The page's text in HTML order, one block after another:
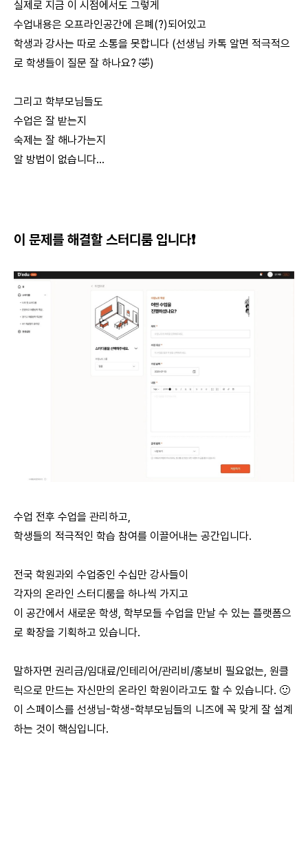
실제로 지금 이 시점에서도 그렇게
수업내용은 오프라인공간에 은폐(?)되어있고
학생과 강사는 따로 소통을 못합니다 (선생님 카톡 알면 적극적으
로 학생들이 질문 잘 하나요? 🤣)
그리고 학부모님들도
수업은 잘 받는지
숙제는 잘 해나가는지
알 방법이 없습니다...
이 문제를 해결할 스터디룸 입니다❗️
수업 전후 수업을 관리하고,
학생들의 적극적인 학습 참여를 이끌어내는 공간입니다.
전국 학원과외 수업중인 수십만 강사들이
각자의 온라인 스터디룸을 하나씩 가지고
이 공간에서 새로운 학생, 학부모들 수업을 만날 수 있는 플랫폼으
로 확장을 기획하고 있습니다.
말하자면 권리금/임대료/인테리어/관리비/홍보비 필요없는, 원클
릭으로 만드는 자신만의 온라인 학원이라고도 할 수 있습니다. 🙂
이 스페이스를 선생님-학생-학부모님들의 니즈에 꼭 맞게 잘 설계
하는 것이 핵심입니다.